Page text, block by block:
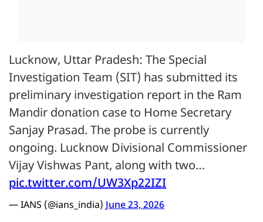
Lucknow, Uttar Pradesh: The Special
Investigation Team (SIT) has submitted its
preliminary investigation report in the Ram
Mandir donation case to Home Secretary
Sanjay Prasad. The probe is currently
ongoing. Lucknow Divisional Commissioner
Vijay Vishwas Pant, along with two…
pic.twitter.com/UW3Xp22IZI
— IANS (@ians_india)June 23, 2026